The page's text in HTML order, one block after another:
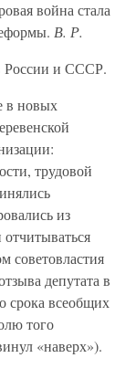
война стала
В. Р.
России и СССР.
в новых
трудовой
из
депутата в
срока всеобщих
того
«наверх»).